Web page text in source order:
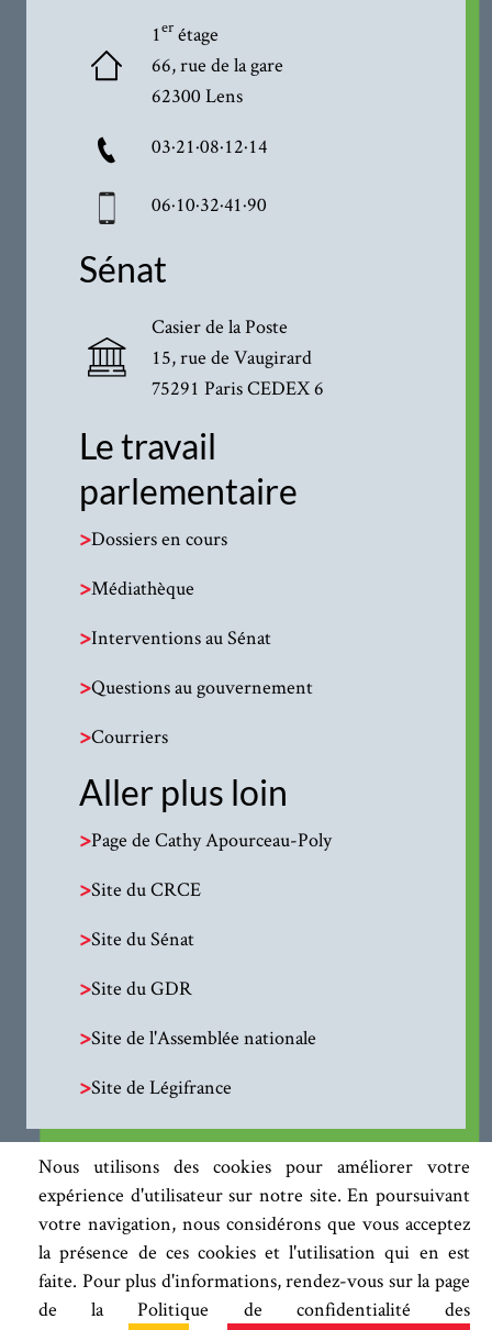
Nous utilisons des cookies pour améliorer votre
expérience d'utilisateur sur notre site. En poursuivant
votre navigation, nous considérons que vous acceptez
la présence de ces cookies et l'utilisation qui en est
faite. Pour plus d'informations, rendez-vous sur la page
de la Politique de confidentialité des
1erétage
66, rue de la gare
62300 Lens
03·21·08·12·14
06·10·32·41·90
Sénat
Casier de la Poste
15, rue de Vaugirard
75291 Paris CEDEX 6
Le travail
parlementaire
>Dossiers en cours
>Médiathèque
>Interventions au Sénat
>Questions au gouvernement
>Courriers
Aller plus loin
>Page de Cathy Apourceau-Poly
>Site du CRCE
>Site du Sénat
>Site du GDR
>Site de l'Assemblée nationale
>Site de Légifrance